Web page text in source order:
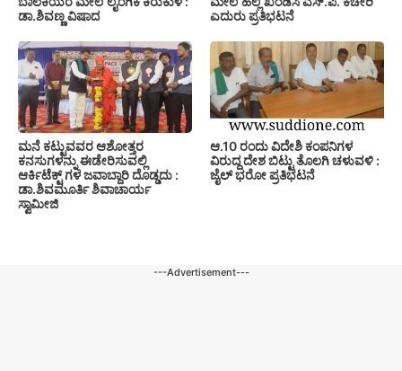
ಡಾ.ಶಿವಣ್ಣ ವಿಷಾದ
ಎದುರು ಪ್ರತಿಭಟನೆ
ಮನೆ ಕಟ್ಟುವವರ ಆಶೋತ್ತರ
ಕನಸುಗಳನ್ನು ಈಡೇರಿಸುವಲ್ಲಿ
ಆರ್ಕಿಟೆಕ್ಟ್ ಗಳ ಜವಾಬ್ದಾರಿ ದೊಡ್ಡದು :
ಡಾ.ಶಿವಮೂರ್ತಿ ಶಿವಾಚಾರ್ಯ
ಸ್ವಾಮೀಜಿ
ಆ.10 ರಂದು ವಿದೇಶಿ ಕಂಪನಿಗಳ
ವಿರುದ್ದ ದೇಶ ಬಿಟ್ಟು ತೊಲಗಿ ಚಳುವಳಿ :
ಜೈಲ್ ಭರೋ ಪ್ರತಿಭಟನೆ
---Advertisement---